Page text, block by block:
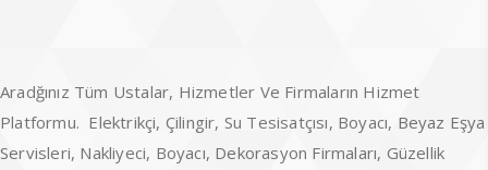
Aradğınız Tüm Ustalar, Hizmetler Ve Firmaların Hizmet
Platformu. Elektrikçi, Çilingir, Su Tesisatçısı, Boyacı, Beyaz Eşya
Servisleri, Nakliyeci, Boyacı, Dekorasyon Firmaları, Güzellik